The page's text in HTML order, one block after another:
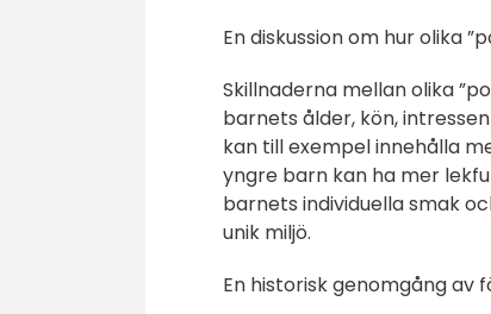
En diskussion om hur olika
Skillnaderna mellan olika
barnets ålder, kön,
kan till exempel innehålla
yngre barn kan ha mer
barnets individuella smak
unik miljö.
En historisk genomgång av